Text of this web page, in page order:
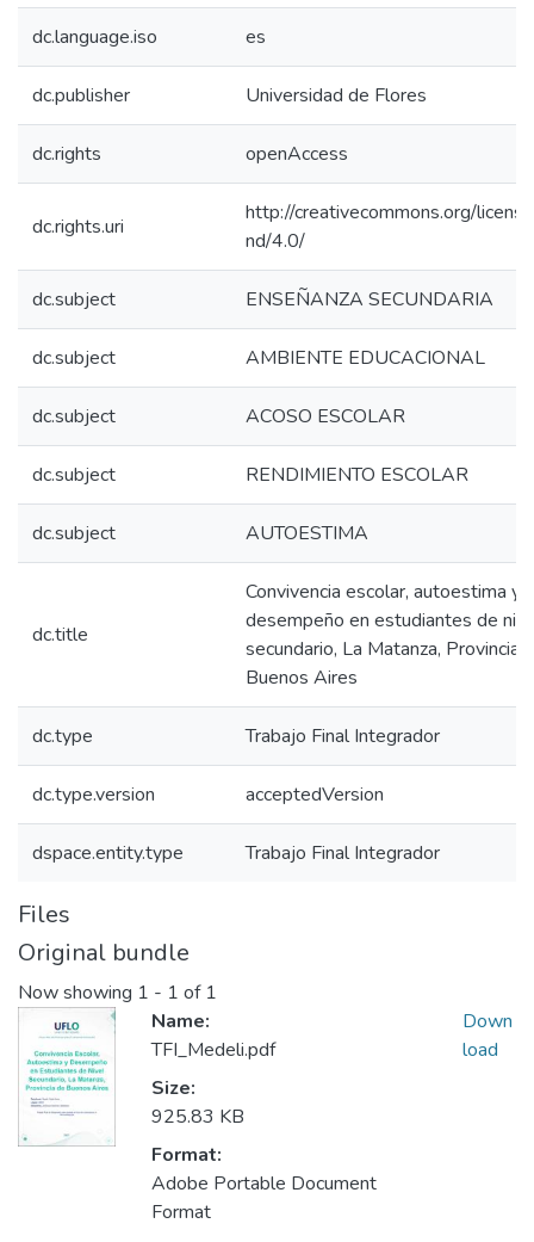
dc.language.iso es
dc.publisher Universidad de Flores
dc.rights openAccess
dc.rights.uri
http://creativecommons.org/
nd/4.0/
dc.subject ENSEÑANZA SECUNDARIA
dc.subject AMBIENTE EDUCACIONAL
dc.subject ACOSO ESCOLAR
dc.subject RENDIMIENTO ESCOLAR
dc.subject AUTOESTIMA
dc.title
Convivencia escolar, autoestima y
desempeño en estudiantes de
secundario, La Matanza, Provincia
Buenos Aires
dc.type Trabajo Final Integrador
dc.type.version acceptedVersion
dspace.entity.type Trabajo Final Integrador
Files
Original bundle
Now showing 1 - 1 of 1
Name:
TFI_Medeli.pdf
Size:
925.83 KB
Format:
Adobe Portable Document
Format
Down
load